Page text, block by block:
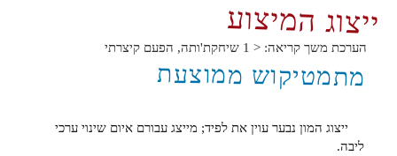
ייצוג המיצוע
הערכת משך קריאה: < 1 שיחקת'ותה, הפעם קיצרתי
מתמטיקוש ממוצעת
ייצוג המון נבער עוין את לפיד; מייצג עבורם איום שינוי ערכי
ליבה.